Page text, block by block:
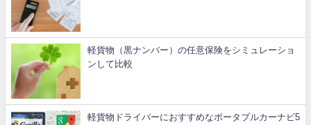
軽貨物（黒ナンバー）の任意保険をシミュレーショ
ンして比較
軽貨物ドライバーにおすすめなポータブルカーナビ5